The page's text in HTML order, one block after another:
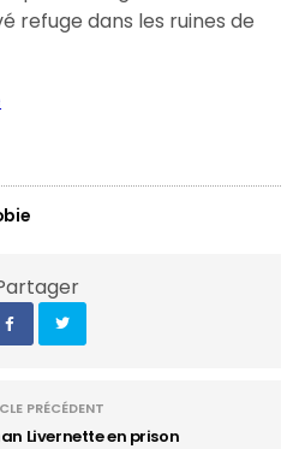
refuge dans les ruines de
PRÉCÉDENT
Livernette en prison